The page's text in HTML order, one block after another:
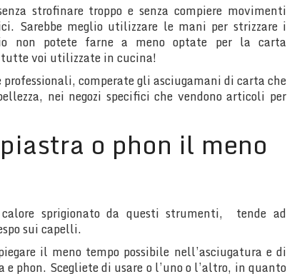
strofinare troppo e senza compiere movimenti
Sarebbe meglio utilizzare le mani per strizzare i
non potete farne a meno optate per la carta
tutte voi utilizzate in cucina!
professionali, comperate gli asciugamani di carta che
nei negozi specifici che vendono articoli per
o phon il meno
sprigionato da questi strumenti, tende ad
sui capelli.
il meno tempo possibile nell’asciugatura e di
phon. Scegliete di usare o l’uno o l’altro, in quanto